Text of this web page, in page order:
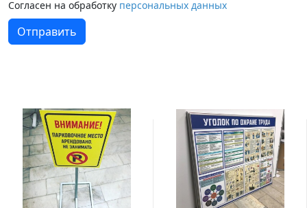
Согласен на обработку персональных данных
Отправить